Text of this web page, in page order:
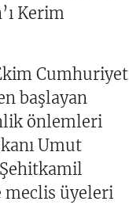
Kerim
Cumhuriyet
başlayan
önlemleri
Umut
meclis üyeleri